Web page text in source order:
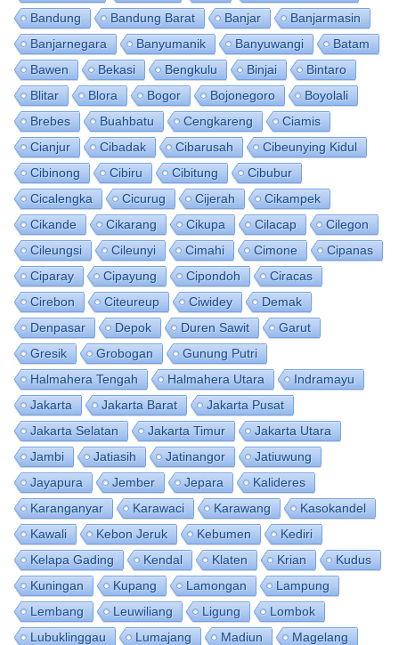
Bandung
Bandung Barat Banjar
Banjarmasin
Banjarnegara
Banyumanik Banyuwangi
Batam
Bawen
Bekasi Bengkulu Binjai
Bintaro
Blitar
Blora Bogor Bojonegoro
Boyolali
Brebes
Buahbatu Cengkareng
Ciamis
Cianjur
Cibadak Cibarusah
Cibeunying Kidul
Cibinong
Cibiru Cibitung
Cibubur
Cicalengka
Cicurug Cijerah
Cikampek
Cikande
Cikarang Cikupa Cilacap
Cilegon
Cileungsi
Cileunyi Cimahi Cimone
Cipanas
Ciparay
Cipayung Cipondoh
Ciracas
Cirebon
Citeureup Ciwidey
Demak
Denpasar
Depok Duren Sawit
Garut
Gresik
Grobogan
Gunung Putri
Halmahera Tengah
Halmahera Utara
Indramayu
Jakarta
Jakarta Barat
Jakarta Pusat
Jakarta Selatan
Jakarta Timur
Jakarta Utara
Jambi
Jatiasih Jatinangor
Jatiuwung
Jayapura
Jember Jepara
Kalideres
Karanganyar
Karawaci Karawang
Kasokandel
Kawali
Kebon Jeruk Kebumen
Kediri
Kelapa Gading
Kendal Klaten Krian
Kudus
Kuningan
Kupang Lamongan
Lampung
Lembang
Leuwiliang Ligung
Lombok
Lubuklinggau
Lumajang Madiun
Magelang